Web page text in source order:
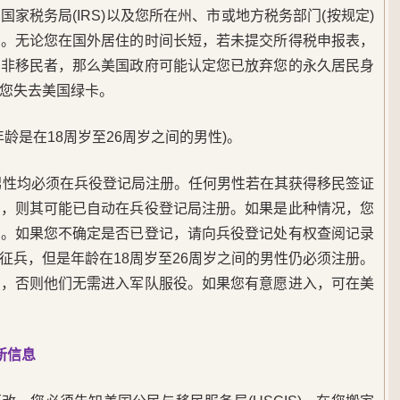
家税务局(IRS)以及您所在州、市或地方税务部门(按规定)
无论您在国外居住的时间长短，若未提交所得税申报表，
移民者，那么美国政府可能认定您已放弃您的永久居民身
失去美国绿卡。
是在18周岁至26周岁之间的男性)。
均必须在兵役登记局注册。任何男性若在其获得移民签证
则其可能已自动在兵役登记局注册。如果是此种情况，您
如果您不确定是否已登记，请向兵役登记处有权查阅记录
兵，但是年龄在18周岁至26周岁之间的男性仍必须注册。
否则他们无需进入军队服役。如果您有意愿进入，可在美
信息